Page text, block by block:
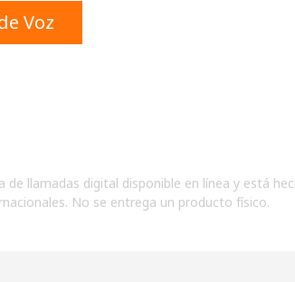
una cuenta en este sitio web, estoy de
Voz
llamadas digital disponible en línea y está
No se entrega un producto físico.